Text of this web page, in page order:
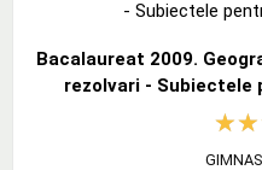
Bacalaureat 2009.
rezolvari - Subiectele